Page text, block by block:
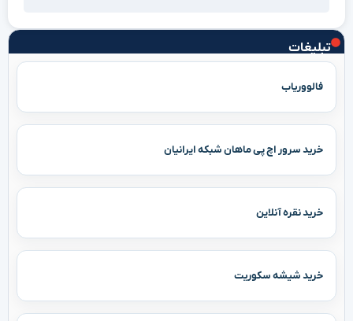
تبلیغات
فالووریاب
خرید سرور اچ پی ماهان شبکه ایرانیان
خرید نقره آنلاین
خرید شیشه سکوریت